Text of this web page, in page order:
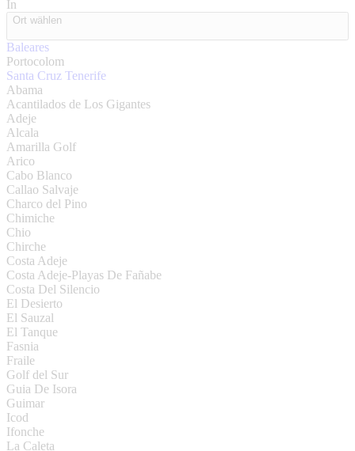
In
Ort wählen
Baleares
Portocolom
Santa Cruz Tenerife
Abama
Acantilados de Los Gigantes
Adeje
Alcala
Amarilla Golf
Arico
Cabo Blanco
Callao Salvaje
Charco del Pino
Chimiche
Chio
Chirche
Costa Adeje
Costa Adeje-Playas De Fañabe
Costa Del Silencio
El Desierto
El Sauzal
El Tanque
Fasnia
Fraile
Golf del Sur
Guia De Isora
Guimar
Icod
Ifonche
La Caleta